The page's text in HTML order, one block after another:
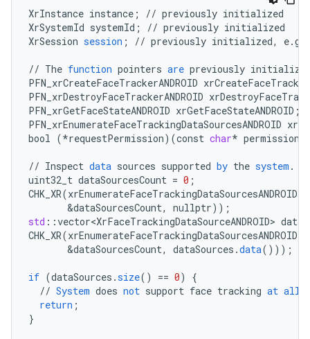
XrInstance instance ; // previously initialized
XrSystemId systemId ; // previously initialized
XrSession session ; // previously initialized, e.g
// The function pointers are previously
PFN_xrCreateFaceTrackerANDROID
PFN_xrDestroyFaceTrackerANDROID
PFN_xrGetFaceStateANDROID xrGetFaceStateANDROID ;
PFN_xrEnumerateFaceTrackingDataSourcesANDROID
bool (*requestPermission)(const char* permission
// Inspect data sources supported by the system .
uint32_t dataSourcesCount = 0 ;
CHK_XR(xrEnumerateFaceTrackingDataSourcesANDROID
&dataSourcesCount, nullptr));
std : :vector<XrFaceTrackingDataSourceANDROID>
CHK_XR(xrEnumerateFaceTrackingDataSourcesANDROID
&dataSourcesCount, dataSources .data()));
if (dataSources .size() == 0)
{
// System does not support face tracking at all
return ;
}